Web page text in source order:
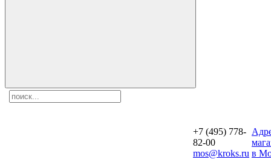
+7 (495) 778-
82-00
mos@kroks.ru в